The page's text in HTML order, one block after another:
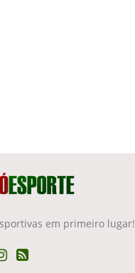
em primeiro lugar!